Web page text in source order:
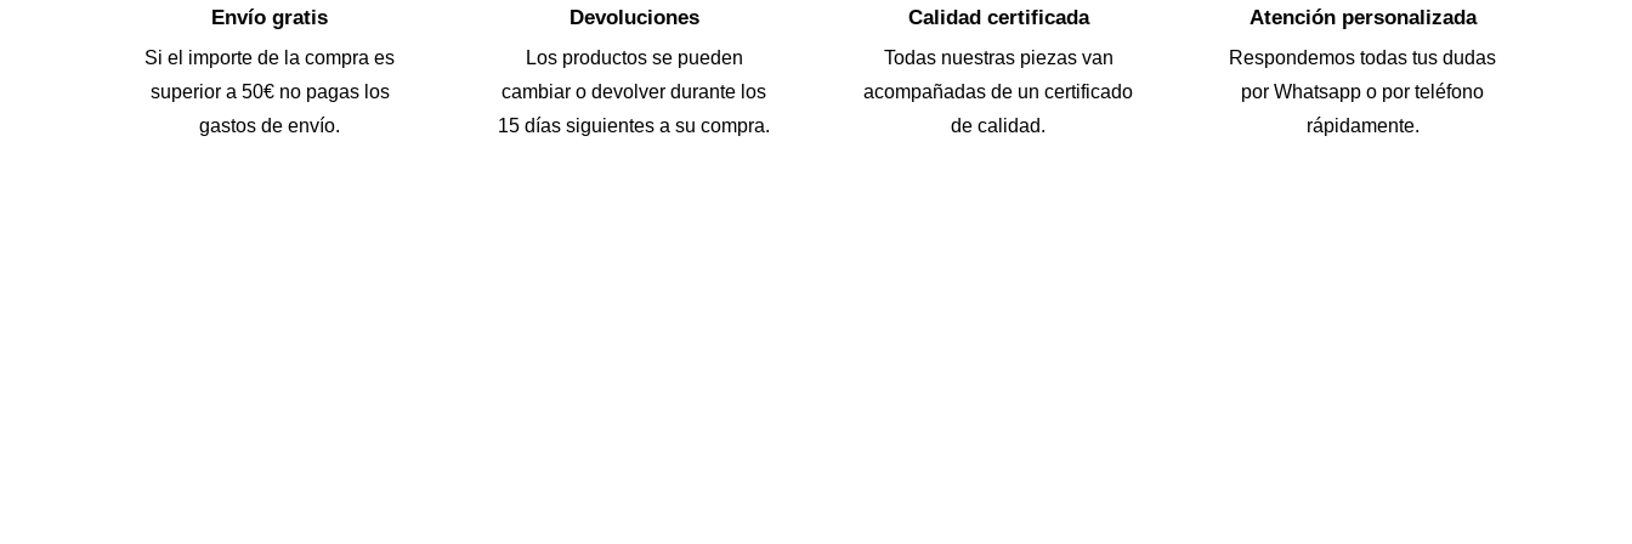
Envío gratis
Si el importe de la compra es
superior a 50€ no pagas los
gastos de envío.
Devoluciones
Los productos se pueden
cambiar o devolver durante los
15 días siguientes a su compra.
Calidad certificada
Todas nuestras piezas van
acompañadas de un certificado
de calidad.
Atención personalizada
Respondemos todas tus dudas
por Whatsapp o por teléfono
rápidamente.